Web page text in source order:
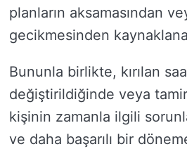
planların aksamasından
gecikmesinden
Bununla birlikte, kırılan
değiştirildiğinde veya
kişinin zamanla ilgili
ve daha başarılı bir